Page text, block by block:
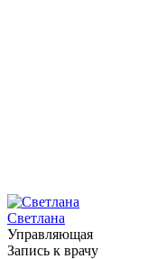
Светлана
Управляющая
Запись к врачу